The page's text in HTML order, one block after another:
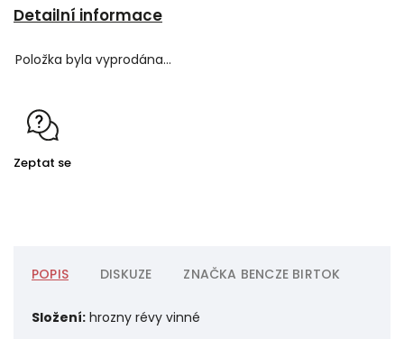
Detailní informace
Položka byla vyprodána…
Zeptat se
POPIS DISKUZE ZNAČKA BENCZE BIRTOK
Složení: hrozny révy vinné